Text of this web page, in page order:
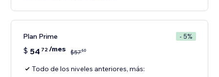
Plan Prime - 5%
$ 54 72/mes $5760
Todo de los niveles anteriores, más: